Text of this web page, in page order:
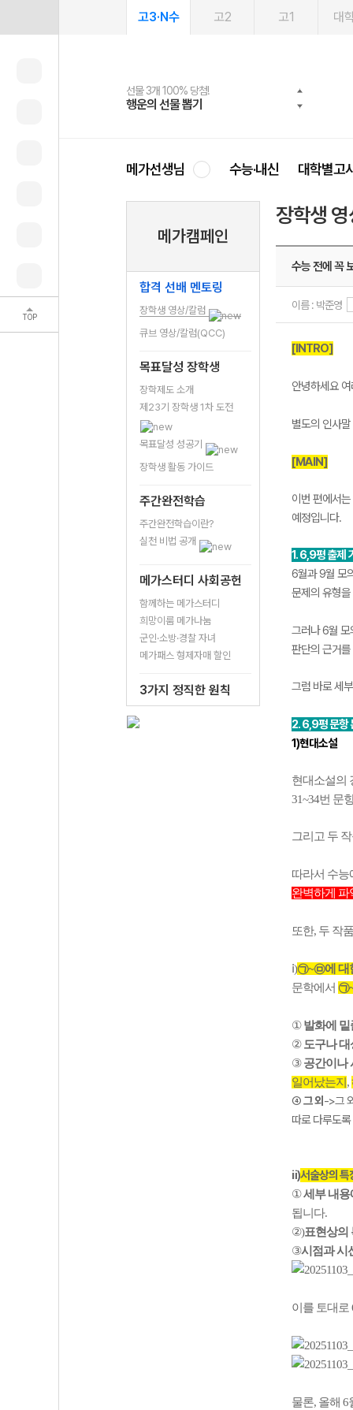
TOP
고3·N수 고2 고1 대
선물 3개 100% 당첨!
행운의 선물 뽑기
선물 100% 증정!
메가스터디 X 올리브
여름방학 스터디 캐시백
메가런 썸머스쿨
2027 러셀 단과
강사 공개선발
스마트러닝앱
설문 EVENT
메가패스
3일 무료 체험권
메가패스 수강생 무료혜택!
메가클럽 멤버십
사회공헌 캠페인
희망이룸 메가나눔
메가선생님 수능·내신 대학별고
메가캠페인
합격 선배 멘토링
장학생 영상/칼럼
큐브 영상/칼럼(QCC)
목표달성 장학생
장학제도 소개
제23기 장학생 1차 도전
목표달성 성공기
장학생 활동 가이드
주간완전학습
주간완전학습이란?
실천 비법 공개
메가스터디 사회공헌
함께하는 메가스터디
희망이룸 메가나눔
군인·소방·경찰 자녀
메가패스 형제자매 할인
3가지 정직한 원칙
장학생
수능 전에 꼭
이름 : 박준영
[INTRO]
안녕하세요
별도의 인사
[MAIN]
이번 편에서
예정입니다.
1. 6,9평 출제
6월과 9월 모
문제의 유형
그러나 6월 모
판단의 근거
그럼 바로 세
2. 6,9평 문항
1)현대소설
현대소설의
31~34번 문
그리고 두
따라서 수능
완벽하게 파
또한, 두 작
ⅰ)㉠~㉤에 대
문학에서 ㉠
①발화에
② 도구나
③공간이나
일어났는지 ,
④그 외 ->그
따로 다루도
ⅱ)서술상의 특
①세부 내용
됩니다.
②)표현상의
③시점과 시
이를 토대로
물론, 올해